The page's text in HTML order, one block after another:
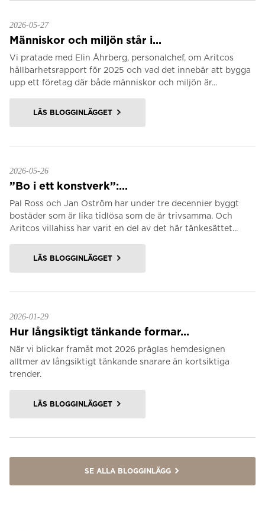
2026-05-27
Människor och miljön står i...
Vi pratade med Elin Åhrberg, personalchef, om Aritcos
hållbarhetsrapport för 2025 och vad det innebär att bygga
upp ett företag där både människor och miljön är...
LÄS BLOGGINLÄGGET
2026-05-26
”Bo i ett konstverk”:...
Pal Ross och Jan Oström har under tre decennier byggt
bostäder som är lika tidlösa som de är trivsamma. Och
Aritcos villahiss har varit en del av det här tänkesättet...
LÄS BLOGGINLÄGGET
2026-01-29
Hur långsiktigt tänkande formar...
När vi blickar framåt mot 2026 präglas hemdesignen
alltmer av långsiktigt tänkande snarare än kortsiktiga
trender.
LÄS BLOGGINLÄGGET
SE ALLA BLOGGINLÄGG